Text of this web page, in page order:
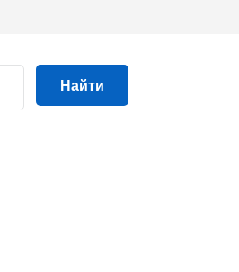
Найти